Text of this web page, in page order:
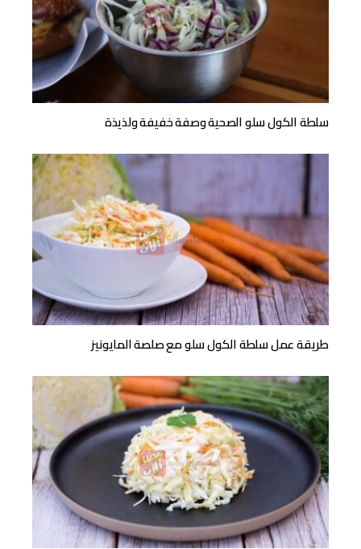
سلطة الكول سلو الصحية وصفة خفيفة ولذيذة
طريقة عمل سلطة الكول سلو مع صلصة المايونيز